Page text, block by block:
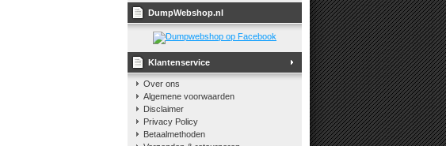
DumpWebshop.nl
Klantenservice
Over ons
Algemene voorwaarden
Disclaimer
Privacy Policy
Betaalmethoden